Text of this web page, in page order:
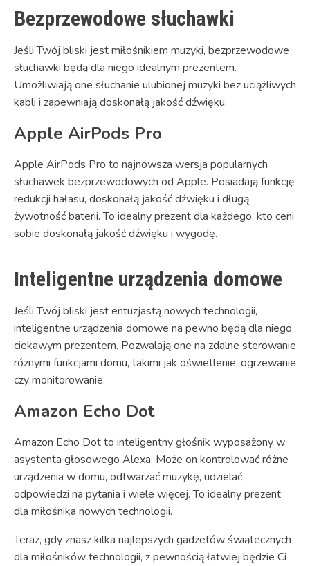
Bezprzewodowe słuchawki
Jeśli Twój bliski jest miłośnikiem muzyki, bezprzewodowe
słuchawki będą dla niego idealnym prezentem.
Umożliwiają one słuchanie ulubionej muzyki bez uciążliwych
kabli i zapewniają doskonałą jakość dźwięku.
Apple AirPods Pro
Apple AirPods Pro to najnowsza wersja popularnych
słuchawek bezprzewodowych od Apple. Posiadają funkcję
redukcji hałasu, doskonałą jakość dźwięku i długą
żywotność baterii. To idealny prezent dla każdego, kto ceni
sobie doskonałą jakość dźwięku i wygodę.
Inteligentne urządzenia domowe
Jeśli Twój bliski jest entuzjastą nowych technologii,
inteligentne urządzenia domowe na pewno będą dla niego
ciekawym prezentem. Pozwalają one na zdalne sterowanie
różnymi funkcjami domu, takimi jak oświetlenie, ogrzewanie
czy monitorowanie.
Amazon Echo Dot
Amazon Echo Dot to inteligentny głośnik wyposażony w
asystenta głosowego Alexa. Może on kontrolować różne
urządzenia w domu, odtwarzać muzykę, udzielać
odpowiedzi na pytania i wiele więcej. To idealny prezent
dla miłośnika nowych technologii.
Teraz, gdy znasz kilka najlepszych gadżetów świątecznych
dla miłośników technologii, z pewnością łatwiej będzie Ci